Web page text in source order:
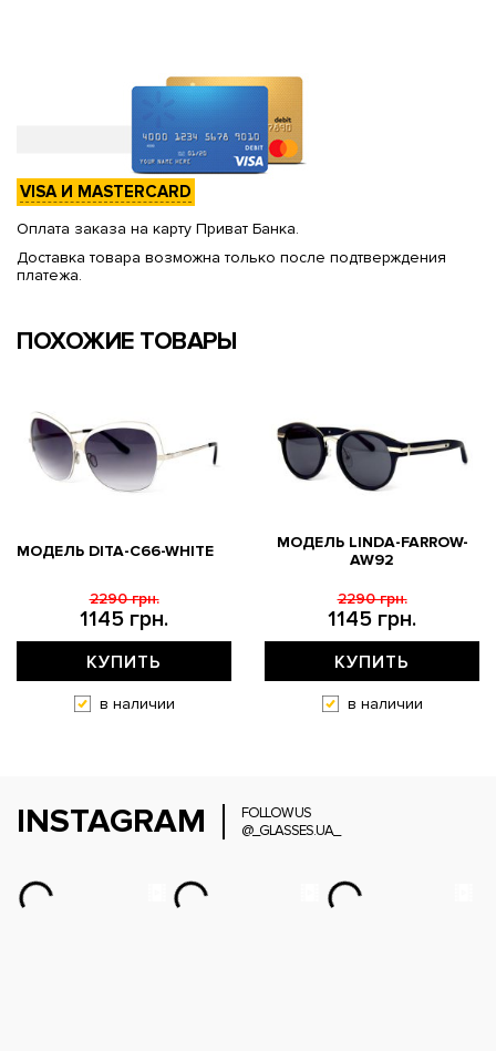
VISA И MASTERCARD
Оплата заказа на карту Приват Банка.
Доставка товара возможна только после подтверждения
платежа.
ПОХОЖИЕ ТОВАРЫ
МОДЕЛЬ DITA-C66-WHITE
1145 грн.
2290 грн.
КУПИТЬ
в наличии
МОДЕЛЬ LINDA-FARROW-
AW92
1145 грн.
2290 грн.
КУПИТЬ
в наличии
INSTAGRAM
FOLLOW US
@_GLASSES.UA_